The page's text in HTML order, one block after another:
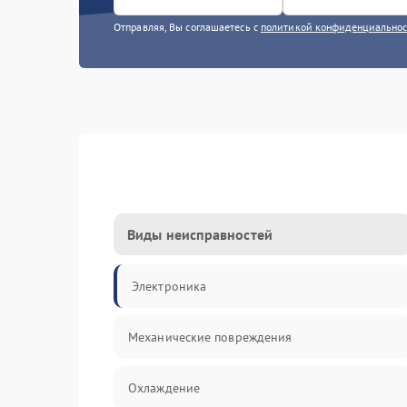
Отправляя, Вы соглашаетесь с политикой
Виды неисправностей
Электроника
Механические повреждения
Охлаждение